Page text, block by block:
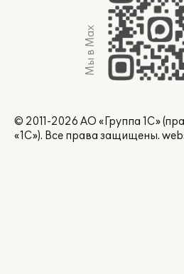
Мы в Max
© 2011-2026 АО «Группа 1С»
«1С»). Все права защищены.